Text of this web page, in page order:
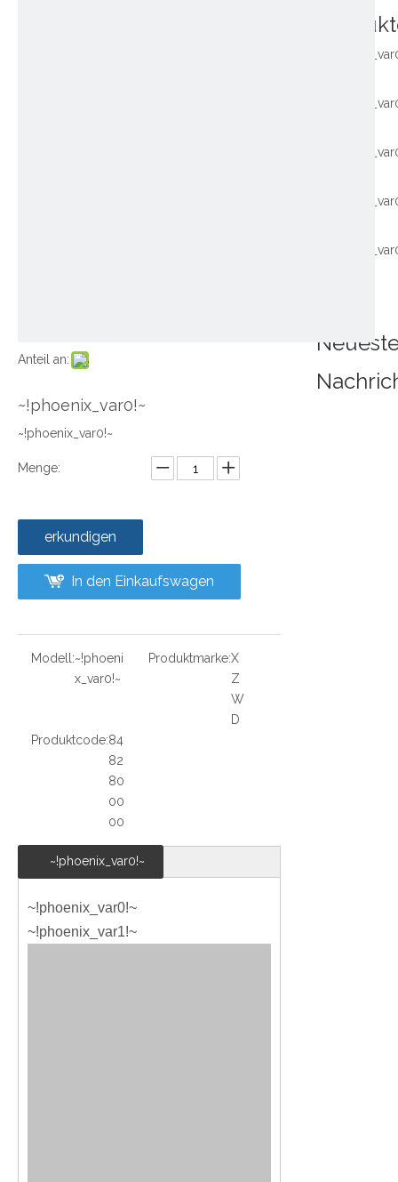
Anteil an:
~!phoenix_var0!~
~!phoenix_var0!~
Menge:
erkundigen
In den Einkaufswagen
Modell:~!phoeni
x_var0!~
Produktmarke:X
Z
W
D
Produktcode:84
82
80
00
00
~!phoenix_var0!~
~!phoenix_var0!~
~!phoenix_var1!~